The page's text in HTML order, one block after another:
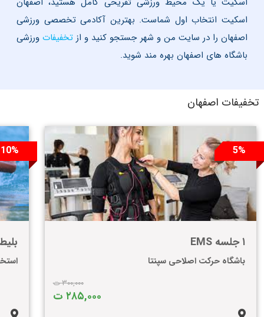
اسکیت انتخاب اول شماست. بهترین آکادمی تخصصی ورزشی
اصفهان را در سایت من و شهر جستجو کنید و از تخفیفاتورزشی
باشگاه های اصفهان بهره مند شوید.
تخفیفات اصفهان
۱ جلسه EMS
باشگاه حرکت اصلاحی سپنتا
5%
۳۰۰,۰۰۰ ت
۲۸۵,۰۰۰ ت
10%